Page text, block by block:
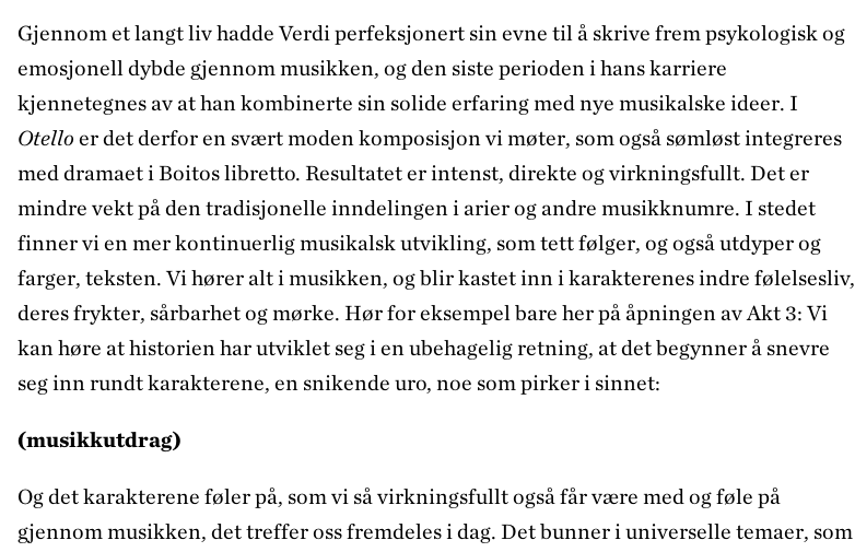
Gjennom et langt liv hadde Verdi perfeksjonert sin evne til å skrive frem psykologisk og
emosjonell dybde gjennom musikken, og den siste perioden i hans karriere
kjennetegnes av at han kombinerte sin solide erfaring med nye musikalske ideer. I
Otello er det derfor en svært moden komposisjon vi møter, som også sømløst integreres
med dramaet i Boitos libretto. Resultatet er intenst, direkte og virkningsfullt. Det er
mindre vekt på den tradisjonelle inndelingen i arier og andre musikknumre. I stedet
finner vi en mer kontinuerlig musikalsk utvikling, som tett følger, og også utdyper og
farger, teksten. Vi hører alt i musikken, og blir kastet inn i karakterenes indre følelsesliv,
deres frykter, sårbarhet og mørke. Hør for eksempel bare her på åpningen av Akt 3: Vi
kan høre at historien har utviklet seg i en ubehagelig retning, at det begynner å snevre
seg inn rundt karakterene, en snikende uro, noe som pirker i sinnet:
(musikkutdrag)
Og det karakterene føler på, som vi så virkningsfullt også får være med og føle på
gjennom musikken, det treffer oss fremdeles i dag. Det bunner i universelle temaer, som